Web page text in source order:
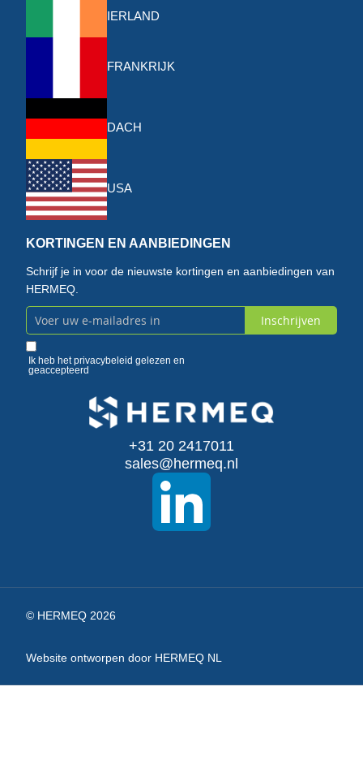
IERLAND
FRANKRIJK
DACH
USA
KORTINGEN EN AANBIEDINGEN
Schrijf je in voor de nieuwste kortingen en aanbiedingen van
HERMEQ.
Abonneer
u
Inschrijven
Ik heb hetprivacybeleid gelezen en
geaccepteerd
+31 20 2417011
sales@hermeq.nl
© HERMEQ 2026
Website ontworpen door HERMEQ NL